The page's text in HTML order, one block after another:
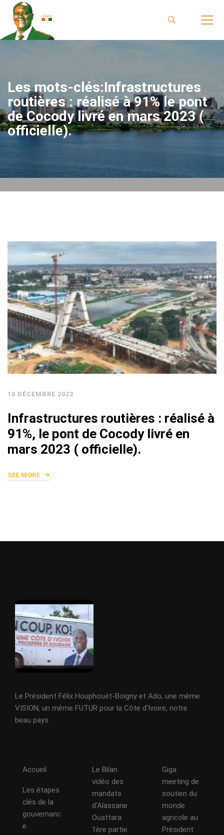
Les mots-clés:Infrastructures
routières : réalisé à 91% le pont
de Cocody livré en mars 2023 (
officielle).
10 DÉCEMBRE 2022
Infrastructures routières : réalisé à
91%, le pont de Cocody livré en
mars 2023 ( officielle).
SEE MORE
Le Président Félix Houphouët-Boigny et Ado, une même
VISION, un même FUTUR pour la Côte d'Ivoire, notre
beau pays.
Accueil
Les étapes
clés de la
gouvernanc
e
Le Bilan
vidéo des
mandats
d’Alassane
Ouattara
1ère partie
Giga
meeting de
soutien du
monde
agricole au
Président